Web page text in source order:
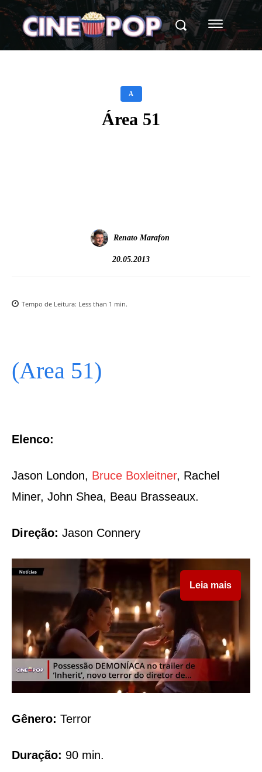
A
Área 51
Renato Marafon
20.05.2013
Tempo de Leitura: Less than 1 min.
(Area 51)
Elenco:
Jason London, Bruce Boxleitner, Rachel
Miner, John Shea, Beau Brasseaux.
Direção: Jason Connery
Leia mais
Gênero: Terror
Duração: 90 min.